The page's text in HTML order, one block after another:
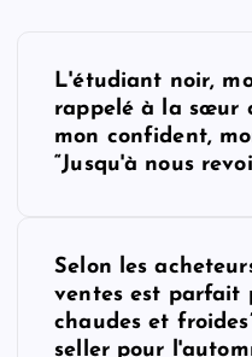
L'étudiant noir,
rappelé à la sœur
mon confident,
“Jusqu'à nous
Selon les
ventes est parfait
chaudes et
seller pour